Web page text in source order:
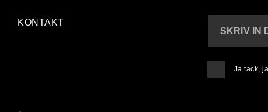
KONTAKT
SKRIV IN
Ja tack,